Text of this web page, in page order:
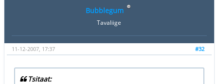
Bubblegum
Tavaliige
#32
11-12-2007, 17:37
Tsitaat: